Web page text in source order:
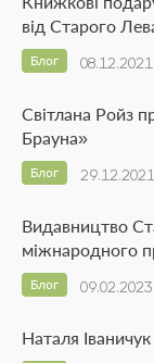
від Старого
08.12.2021
Блог
Світлана Ройз
Брауна»
29.12.2021
Блог
Видавництво
міжнародного
09.02.2023
Блог
Наталя